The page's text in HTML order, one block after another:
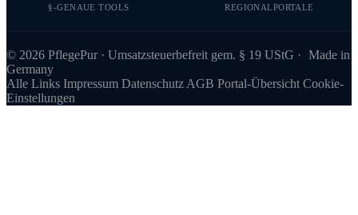
§-GENAUE TOOLS REGIONALPORTALE
© 2026 PflegePur · Umsatzsteuerbefreit gem. § 19 UStG · Made in
Germany
Alle Links Impressum Datenschutz AGB Portal-Übersicht Cookie-
Einstellungen